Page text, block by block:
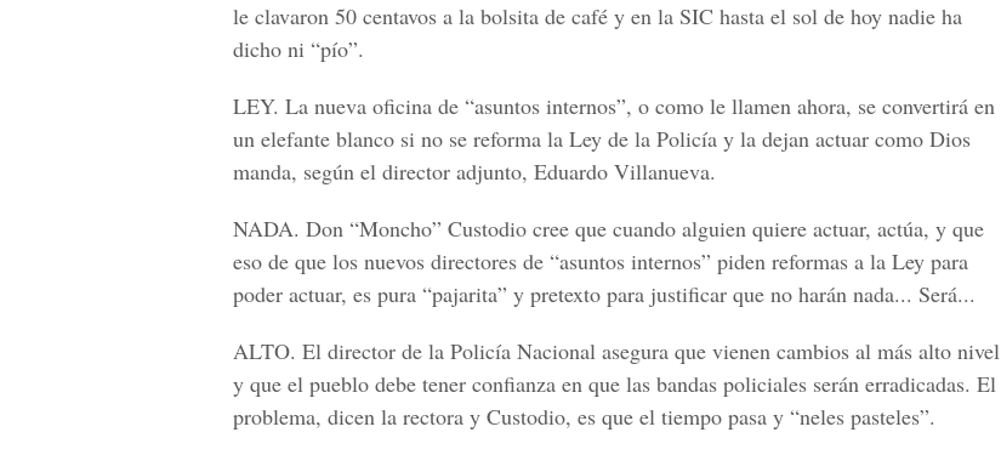
le clavaron 50 centavos a la bolsita de café y en la SIC hasta el sol de hoy nadie ha
dicho ni “pío”.
LEY. La nueva oficina de “asuntos internos”, o como le llamen ahora, se convertirá en
un elefante blanco si no se reforma la Ley de la Policía y la dejan actuar como Dios
manda, según el director adjunto, Eduardo Villanueva.
NADA. Don “Moncho” Custodio cree que cuando alguien quiere actuar, actúa, y que
eso de que los nuevos directores de “asuntos internos” piden reformas a la Ley para
poder actuar, es pura “pajarita” y pretexto para justificar que no harán nada... Será...
ALTO. El director de la Policía Nacional asegura que vienen cambios al más alto nivel
y que el pueblo debe tener confianza en que las bandas policiales serán erradicadas. El
problema, dicen la rectora y Custodio, es que el tiempo pasa y “neles pasteles”.